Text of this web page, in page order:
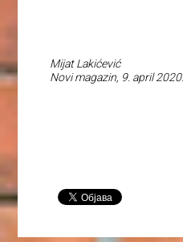
Mijat Lakićević
Novi magazin, 9. april 2020.